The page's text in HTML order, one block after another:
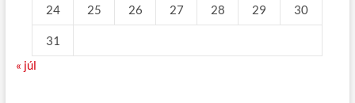
24 25 26 27 28 29 30
31
« júl